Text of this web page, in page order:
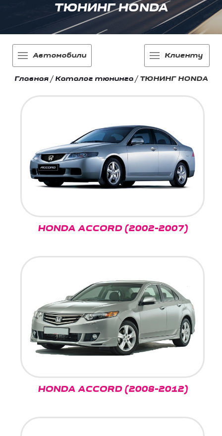
ТЮНИНГ HONDA
Автомобили Клиенту
Главная /Каталог тюнинга /ТЮНИНГ HONDA
HONDA ACCORD (2002-2007)
HONDA ACCORD (2008-2012)